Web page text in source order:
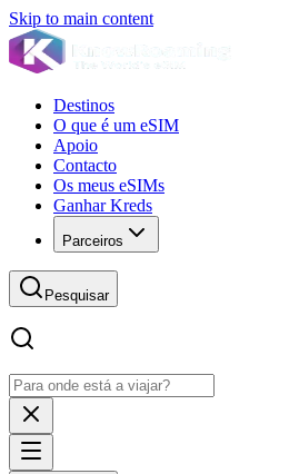
Skip to main content
Destinos
O que é um eSIM
Apoio
Contacto
Os meus eSIMs
Ganhar Kreds
Parceiros
Pesquisar